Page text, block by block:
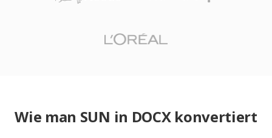
Wie man SUN in DOCX konvertiert